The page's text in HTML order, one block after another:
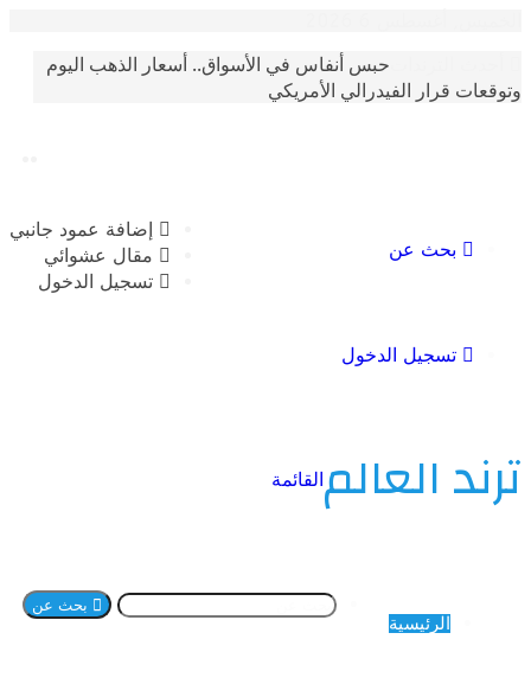
حبس أنفاس في الأسواق.. أسعار الذهب اليوم
قرار الفيدرالي الأمريكي
إضافة عمود جانبي
مقال عشوائي
تسجيل الدخول
بحث عن
تسجيل الدخول
العالمالقائمة
بحث عن